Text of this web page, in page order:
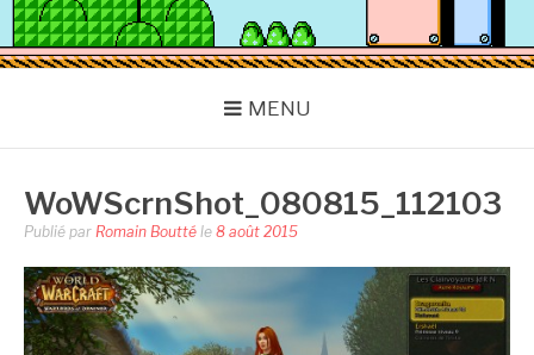
MENU
WoWScrnShot_080815_112103
Publié par Romain Boutté le 8 août 2015